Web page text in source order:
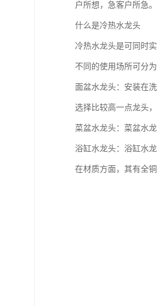
户所想，急客户所急。
什么是冷热水龙头
冷热水龙头是可同时
不同的使用场所可分
面盆水龙头：安装在
选择比较高一点龙头
菜盆水龙头：菜盆水
浴缸水龙头：浴缸水
在材质方面，其有全